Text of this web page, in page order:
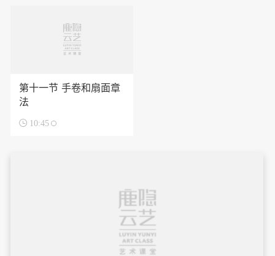
第十一节 手卷和扇面章
法
 10:45